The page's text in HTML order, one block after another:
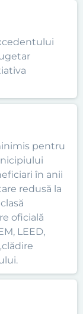
pentru
în anii
redusă la
oficială
LEED,